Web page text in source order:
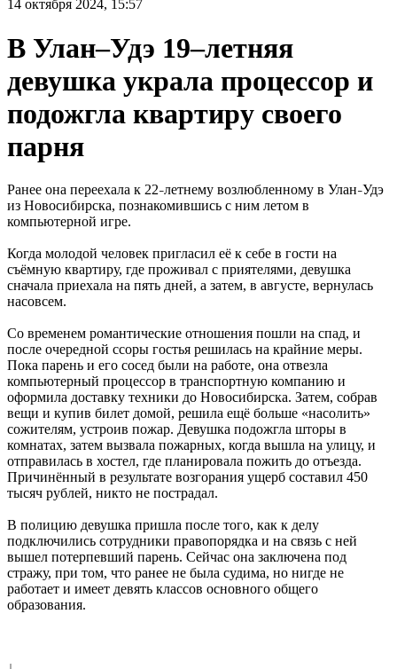
14 октября 2024, 15:57
В Улан–Удэ 19–летняя
девушка украла процессор и
подожгла квартиру своего
парня
Ранее она переехала к 22–летнему возлюбленному в Улан–Удэ
из Новосибирска, познакомившись с ним летом в
компьютерной игре.
Когда молодой человек пригласил её к себе в гости на
съёмную квартиру, где проживал с приятелями, девушка
сначала приехала на пять дней, а затем, в августе, вернулась
насовсем.
Со временем романтические отношения пошли на спад, и
после очередной ссоры гостья решилась на крайние меры.
Пока парень и его сосед были на работе, она отвезла
компьютерный процессор в транспортную компанию и
оформила доставку техники до Новосибирска. Затем, собрав
вещи и купив билет домой, решила ещё больше «насолить»
сожителям, устроив пожар. Девушка подожгла шторы в
комнатах, затем вызвала пожарных, когда вышла на улицу, и
отправилась в хостел, где планировала пожить до отъезда.
Причинённый в результате возгорания ущерб составил 450
тысяч рублей, никто не пострадал.
В полицию девушка пришла после того, как к делу
подключились сотрудники правопорядка и на связь с ней
вышел потерпевший парень. Сейчас она заключена под
стражу, при том, что ранее не была судима, но нигде не
работает и имеет девять классов основного общего
образования.